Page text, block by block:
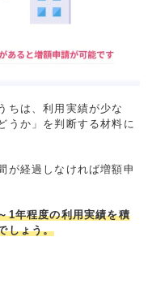
ちは、利用実績が少な
うか」を判断する材料に
が経過しなければ増額申
1年程度の利用実績を積
しょう。